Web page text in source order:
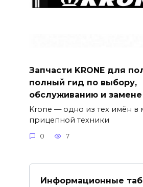
Запчасти KRONE для
полный гид по выбору,
обслуживанию и
Krone — одно из тех имён в
прицепной техники
0 7
Информационные